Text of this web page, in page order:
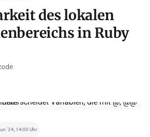
des lokalen
in Ruby
'24, 14:00 Uhr